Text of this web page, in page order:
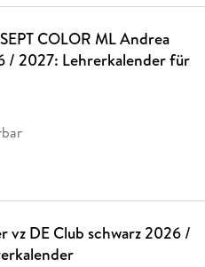
COLOR ML Andrea
/ 2027: Lehrerkalender für
vz DE Club schwarz 2026 /